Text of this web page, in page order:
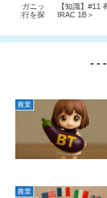
【知識】#11 有機リン
IRAC 1B＞
- -
農業
農業